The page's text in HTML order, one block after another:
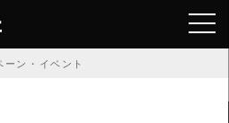
ーン・イベント